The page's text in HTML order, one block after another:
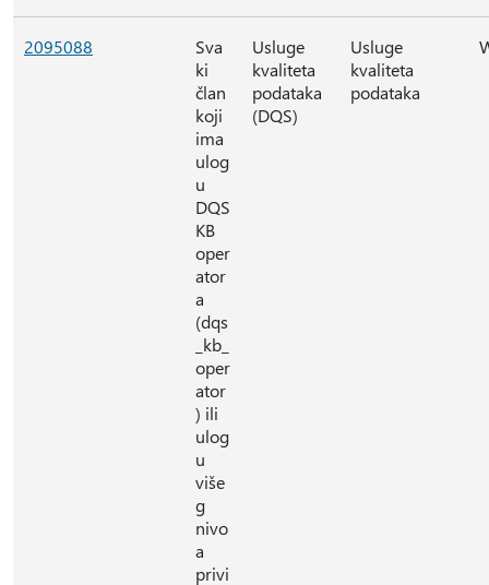
2095088
Sva
ki
član
koji
ima
ulog
u
DQS
KB
oper
ator
a
(dqs
_kb_
oper
ator
) ili
ulog
u
više
g
nivo
a
privi
Usluge
kvaliteta
podataka
(DQS)
Usluge
kvaliteta
podataka